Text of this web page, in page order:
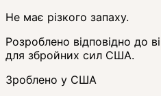
Не має різкого запаху.
Розроблено відповідно до
для збройних сил США.
Зроблено у США